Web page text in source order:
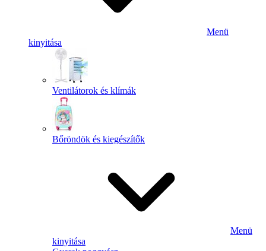
Menü
kinyitása
Ventilátorok és klímák
Bőröndök és kiegészítők
Menü
kinyitása